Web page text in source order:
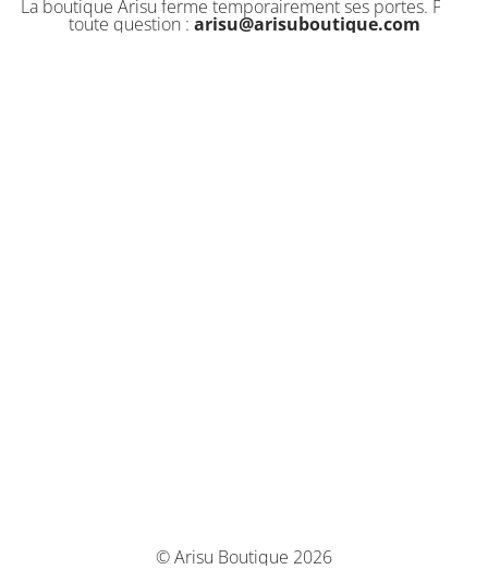
La boutique Arisu ferme temporairement ses portes. Pour
toute question : arisu@arisuboutique.com
© Arisu Boutique 2026